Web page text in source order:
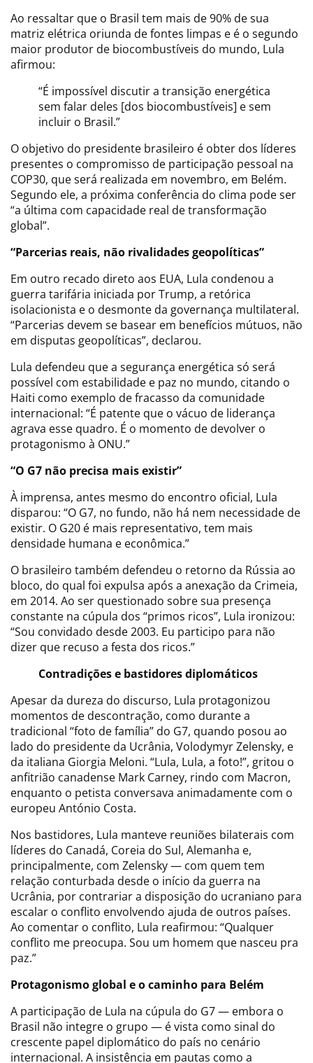
Ao ressaltar que o Brasil tem mais de 90% de sua
matriz elétrica oriunda de fontes limpas e é o segundo
maior produtor de biocombustíveis do mundo, Lula
afirmou:
“É impossível discutir a transição energética
sem falar deles [dos biocombustíveis] e sem
incluir o Brasil.”
O objetivo do presidente brasileiro é obter dos líderes
presentes o compromisso de participação pessoal na
COP30, que será realizada em novembro, em Belém.
Segundo ele, a próxima conferência do clima pode ser
“a última com capacidade real de transformação
global”.
“Parcerias reais, não rivalidades geopolíticas”
Em outro recado direto aos EUA, Lula condenou a
guerra tarifária iniciada por Trump, a retórica
isolacionista e o desmonte da governança multilateral.
“Parcerias devem se basear em benefícios mútuos, não
em disputas geopolíticas”, declarou.
Lula defendeu que a segurança energética só será
possível com estabilidade e paz no mundo, citando o
Haiti como exemplo de fracasso da comunidade
internacional: “É patente que o vácuo de liderança
agrava esse quadro. É o momento de devolver o
protagonismo à ONU.”
“O G7 não precisa mais existir”
À imprensa, antes mesmo do encontro oficial, Lula
disparou: “O G7, no fundo, não há nem necessidade de
existir. O G20 é mais representativo, tem mais
densidade humana e econômica.”
O brasileiro também defendeu o retorno da Rússia ao
bloco, do qual foi expulsa após a anexação da Crimeia,
em 2014. Ao ser questionado sobre sua presença
constante na cúpula dos “primos ricos”, Lula ironizou:
“Sou convidado desde 2003. Eu participo para não
dizer que recuso a festa dos ricos.”
Contradições e bastidores diplomáticos
Apesar da dureza do discurso, Lula protagonizou
momentos de descontração, como durante a
tradicional “foto de família” do G7, quando posou ao
lado do presidente da Ucrânia, Volodymyr Zelensky, e
da italiana Giorgia Meloni. “Lula, Lula, a foto!”, gritou o
anfitrião canadense Mark Carney, rindo com Macron,
enquanto o petista conversava animadamente com o
europeu António Costa.
Nos bastidores, Lula manteve reuniões bilaterais com
líderes do Canadá, Coreia do Sul, Alemanha e,
principalmente, com Zelensky — com quem tem
relação conturbada desde o início da guerra na
Ucrânia, por contrariar a disposição do ucraniano para
escalar o conflito envolvendo ajuda de outros países.
Ao comentar o conflito, Lula reafirmou: “Qualquer
conflito me preocupa. Sou um homem que nasceu pra
paz.”
Protagonismo global e o caminho para Belém
A participação de Lula na cúpula do G7 — embora o
Brasil não integre o grupo — é vista como sinal do
crescente papel diplomático do país no cenário
internacional. A insistência em pautas como a